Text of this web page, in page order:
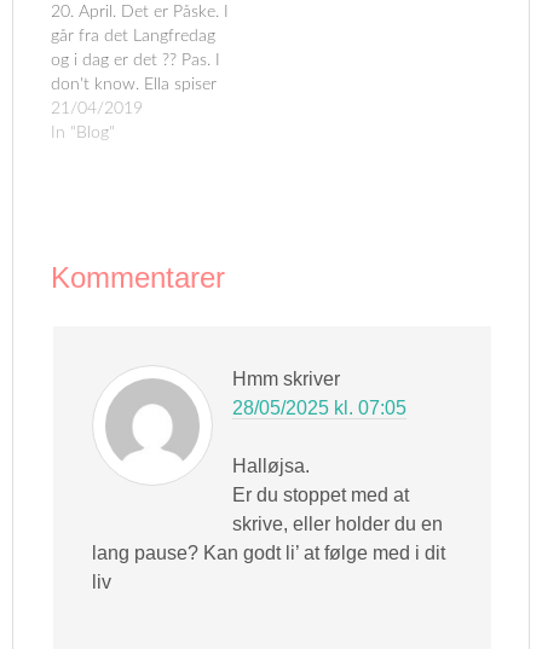
ikke, så jeg måtte ud…
20. April. Det er Påske. I
går fra det Langfredag
og i dag er det ?? Pas. I
don't know. Ella spiser
stadig ikke. Det er
frustrerende. Jeg
21/04/2019
In "Blog"
Kommentarer
Hmm skriver
28/05/2025 kl. 07:05
Halløjsa.
Er du stoppet med at
skrive, eller holder du en
lang pause? Kan godt li’ at følge med i dit
liv